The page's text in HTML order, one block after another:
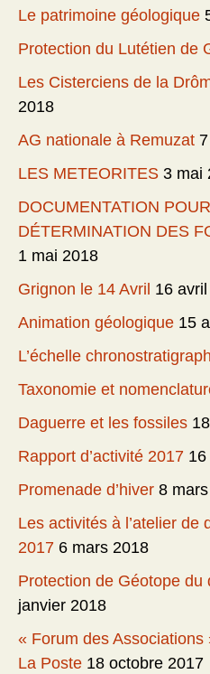
Le patrimoine géologique
Protection du Lutétien de
Les Cisterciens de la
2018
AG nationale à Remuzat
LES METEORITES 3 mai
DOCUMENTATION
DÉTERMINATION DES
1 mai 2018
Grignon le 14 Avril 16
Animation géologique 15
L’échelle
Taxonomie et
Daguerre et les fossiles
Rapport d’activité 2017
Promenade d’hiver 8
Les activités à l’atelier de
2017 6 mars 2018
Protection de Géotope du
janvier 2018
« Forum des
La Poste 18 octobre 2017